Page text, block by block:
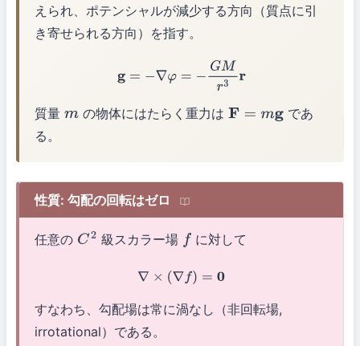
えられ、ポテンシャルが減少する方向（質点に引
き寄せられる方向）を指す。
−∇φ r3r
質量mの物体にはたらく重力は F= mg
であ
る。
性質: 勾配の回転はゼロ
任意の C2 級スカラー場 f に対して
∇ × (∇f)= 0
すなわち、勾配場は常に渦なし（非回転場,
irrotational）である。